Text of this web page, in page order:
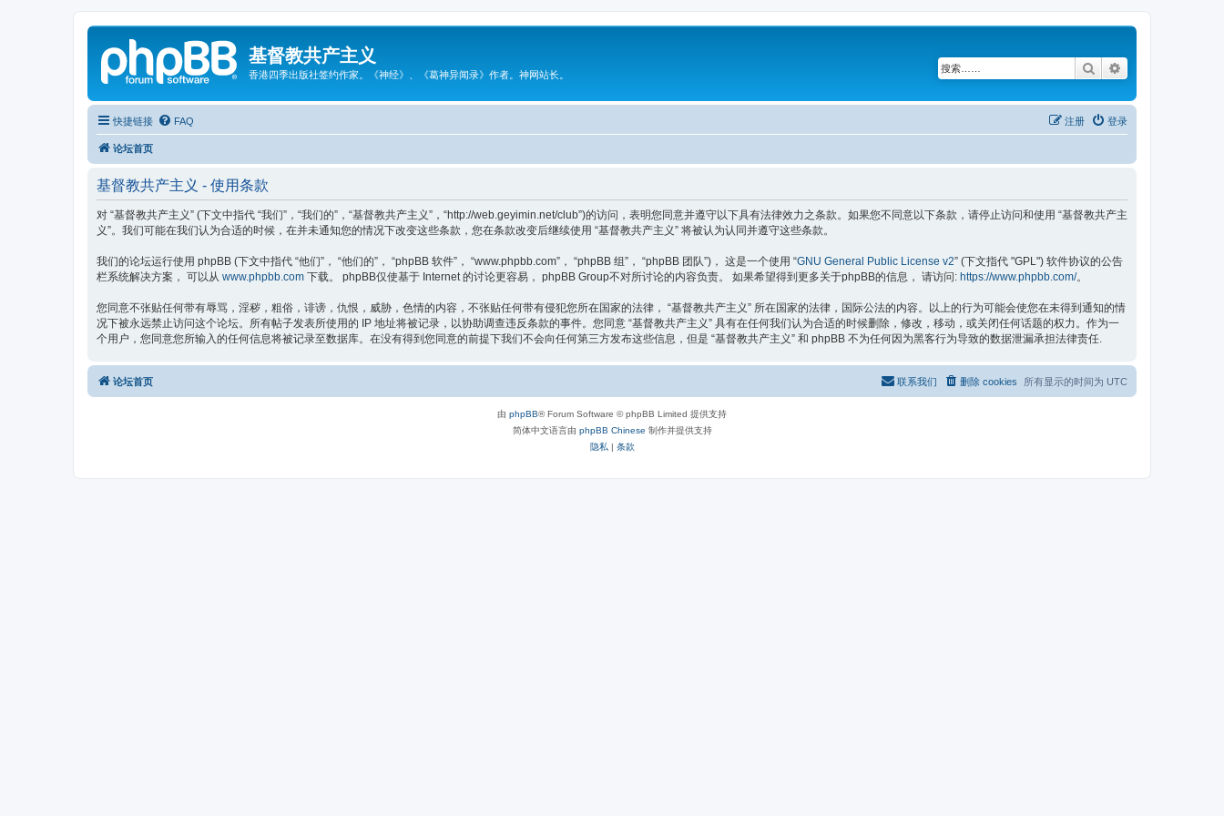
基督教共产主义
香港四季出版社签约作家。《神经》、《葛神异闻录》作者。神网站长。 搜索
快捷链接 FAQ 登录
注册
论坛首页
基督教共产主义 - 使用条款
对 “基督教共产主义” (下文中指代 “我们”，“我们的”，“基督教共产主义”，“http://web.geyimin.net/club”)的访问，表明您同意并遵守以下具有法律效力之条款。如果您不同意以下条款，请停止访问和使用 “基督教共产主
义”。我们可能在我们认为合适的时候，在并未通知您的情况下改变这些条款，您在条款改变后继续使用 “基督教共产主义” 将被认为认同并遵守这些条款。
我们的论坛运行使用 phpBB (下文中指代 “他们”， “他们的”， “phpBB 软件”， “www.phpbb.com”， “phpBB 组”， “phpBB 团队”)， 这是一个使用 “GNU General Public License v2” (下文指代 "GPL") 软件协议的公告
栏系统解决方案， 可以从 www.phpbb.com 下载。 phpBB仅使基于 Internet 的讨论更容易， phpBB Group不对所讨论的内容负责。 如果希望得到更多关于phpBB的信息， 请访问: https://www.phpbb.com/。
您同意不张贴任何带有辱骂，淫秽，粗俗，诽谤，仇恨，威胁，色情的内容，不张贴任何带有侵犯您所在国家的法律， “基督教共产主义” 所在国家的法律，国际公法的内容。以上的行为可能会使您在未得到通知的情
况下被永远禁止访问这个论坛。所有帖子发表所使用的 IP 地址将被记录，以协助调查违反条款的事件。您同意 “基督教共产主义” 具有在任何我们认为合适的时候删除，修改，移动，或关闭任何话题的权力。作为一
个用户，您同意您所输入的任何信息将被记录至数据库。在没有得到您同意的前提下我们不会向任何第三方发布这些信息，但是 “基督教共产主义” 和 phpBB 不为任何因为黑客行为导致的数据泄漏承担法律责任.
论坛首页 所有显示的时间为 UTC
删除 cookies
联系我们
由 phpBB® Forum Software © phpBB Limited 提供支持
简体中文语言由 phpBB Chinese 制作并提供支持
隐私 | 条款